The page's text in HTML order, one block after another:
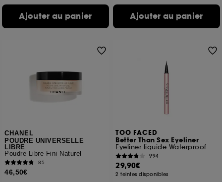
Ajouter au panier Ajouter au panier
CHANEL
POUDRE UNIVERSELLE
LIBRE
Poudre Libre Fini Naturel
85
46,50€
TOO FACED
Better Than Sex Eyeliner
Eyeliner liquide Waterproof
994
29,90€
2 teintes disponibles